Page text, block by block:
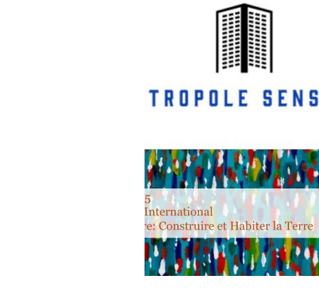
FORMATS DIVERS
Métamorphoses
sensible en ville
Chris Younès